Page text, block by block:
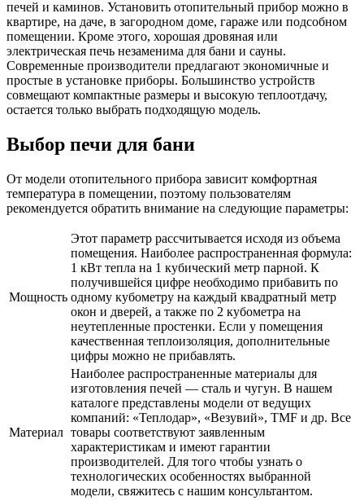
печей и каминов. Установить отопительный прибор можно в
квартире, на даче, в загородном доме, гараже или подсобном
помещении. Кроме этого, хорошая дровяная или
электрическая печь незаменима для бани и сауны.
Современные производители предлагают экономичные и
простые в установке приборы. Большинство устройств
совмещают компактные размеры и высокую теплоотдачу,
остается только выбрать подходящую модель.
Выбор печи для бани
От модели отопительного прибора зависит комфортная
температура в помещении, поэтому пользователям
рекомендуется обратить внимание на следующие параметры:
Мощность
Этот параметр рассчитывается исходя из объема
помещения. Наиболее распространенная формула:
1 кВт тепла на 1 кубический метр парной. К
получившейся цифре необходимо прибавить по
одному кубометру на каждый квадратный метр
окон и дверей, а также по 2 кубометра на
неутепленные простенки. Если у помещения
качественная теплоизоляция, дополнительные
цифры можно не прибавлять.
Материал
Наиболее распространенные материалы для
изготовления печей ― сталь и чугун. В нашем
каталоге представлены модели от ведущих
компаний: «Теплодар», «Везувий», TMF и др. Все
товары соответствуют заявленным
характеристикам и имеют гарантии
производителей. Для того чтобы узнать о
технологических особенностях выбранной
модели, свяжитесь с нашим консультантом.